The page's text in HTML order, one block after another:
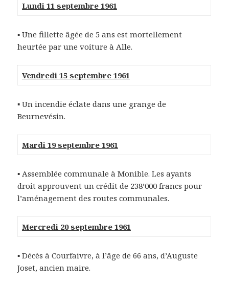
Lundi 11 septembre 1961
▪ Une fillette âgée de 5 ans est mortellement
heurtée par une voiture à Alle.
Vendredi 15 septembre 1961
▪ Un incendie éclate dans une grange de
Beurnevésin.
Mardi 19 septembre 1961
▪ Assemblée communale à Monible. Les ayants
droit approuvent un crédit de 238’000 francs pour
l’aménagement des routes communales.
Mercredi 20 septembre 1961
▪ Décès à Courfaivre, à l’âge de 66 ans, d’Auguste
Joset, ancien maire.